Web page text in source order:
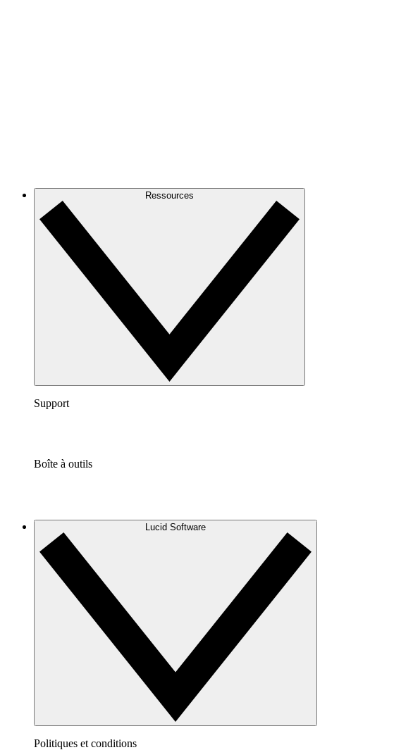
Ressources
Support
Boîte à outils
Lucid Software
Politiques et conditions